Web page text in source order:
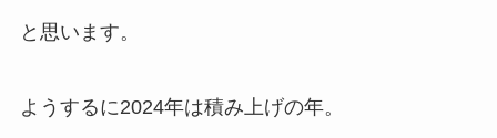
と思います。
ようするに2024年は積み上げの年。